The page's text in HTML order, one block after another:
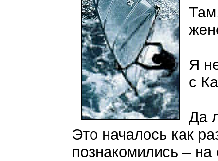
Я
с
Да
Это началось как
познакомились –